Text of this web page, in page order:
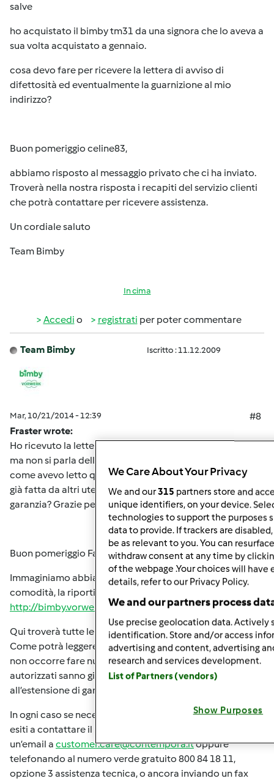
salve
ho acquistato il bimby tm31 da una signora che lo aveva a
sua volta acquistato a gennaio.
cosa devo fare per ricevere la lettera di avviso di
difettosità ed eventualmente la guarnizione al mio
indirizzo?
Buon pomeriggio celine83,
abbiamo risposto al messaggio privato che ci ha inviato.
Troverà nella nostra risposta i recapiti del servizio clienti
che potrà contattare per ricevere assistenza.
Un cordiale saluto
Team Bimby
In cima
Accedi o registrati per poter commentare
Team Bimby Iscritto : 11.12.2009
Mar, 10/21/2014 - 12:39
#8
Fraster wrote:
Ho ricevuto la lettera: mi arriverà la guarnizione nuova,
ma non si parla dell'estensione di garanzia di 1 anno,
come avevo letto qui sul forum. Mi associo alla domanda
già fatta da altri utenti: c'è o non c'è l'estensione di
garanzia? Grazie per una cortese risposta.
Buon pomeriggio Faster,
Immaginiamo abbia già letto l'informativa in rete che, per
comodità, la riportiamo di seguito:
http://bimby.vorwerk.it/guarnizione-tm31/
Qui troverà tutte le informazioni relative a questo tema.
Come potrà leggere, per ottenere l’estensione di garanzia
non occorre fare nulla: i nostri centri di assistenza
autorizzati sanno già quali sono gli apparecchi interessati
all’estensione di garanzia.
In ogni caso se necessitasse di ulteriori informazioni non
esiti a contattare il nostro servizio clienti scrivendo
un’email a customer.care@contempora.itoppure
telefonando al numero verde gratuito 800 84 18 11,
opzione 3 assistenza tecnica, o ancora inviando un fax
We Care About Your Privacy
We and our315 partners store and
unique identifiers, on your device.
technologies to support the purposes
data to provide. If trackers are
be as relevant to you. You can
withdraw consent at any time by
of the webpage .Your choices will
details, refer to our Privacy Policy.
We and our partners process
Use precise geolocation data. Actively
identification. Store and/or access
advertising and content, advertising
research and services development.
List of Partners (vendors)
Show Purposes